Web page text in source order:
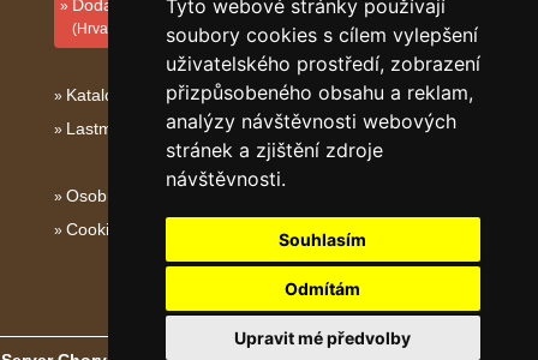
Tyto webové stránky používají
soubory cookies s cílem vylepšení
uživatelského prostředí, zobrazení
přizpůsobeného obsahu a reklam,
analýzy návštěvnosti webových
stránek a zjištění zdroje
návštěvnosti.
Souhlasím
Odmítám
Upravit mé předvolby
Dodati smještajni objekt
(Hrvatski)
Katalog ubytování Kvarner
Lastminute Kvarner
Osobní údaje
Cookies